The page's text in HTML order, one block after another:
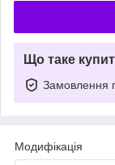
Що таке
Замовлення
Модифікація